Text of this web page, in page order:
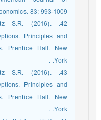
83: 993-1009. .
S.R. (2016).
Principles and
Prentice Hall. New
York. .
S.R. (2016).
Principles and
Prentice Hall. New
York. .